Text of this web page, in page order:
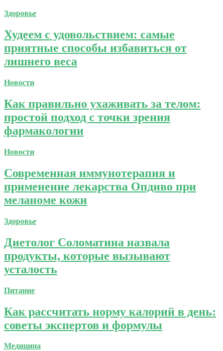
Здоровье
Худеем с удовольствием: самые
приятные способы избавиться от
лишнего веса
Новости
Как правильно ухаживать за телом:
простой подход с точки зрения
фармакологии
Новости
Современная иммунотерапия и
применение лекарства Опдиво при
меланоме кожи
Здоровье
Диетолог Соломатина назвала
продукты, которые вызывают
усталость
Питание
Как рассчитать норму калорий в день:
советы экспертов и формулы
Медицина